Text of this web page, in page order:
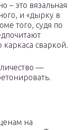
– это вязальная
и «дырку в
того, судя по
сваркой.
—
на